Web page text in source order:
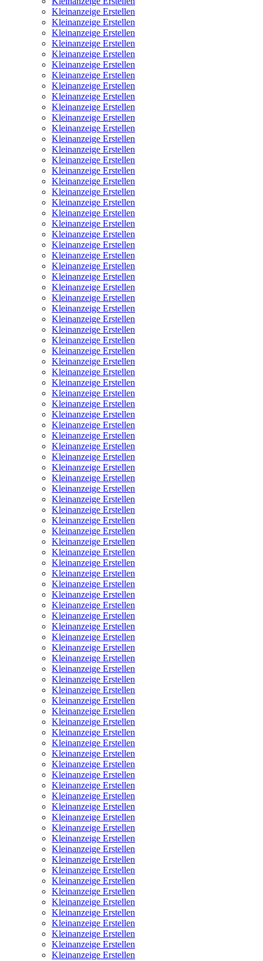
Kleinanzeige Erstellen
Kleinanzeige Erstellen
Kleinanzeige Erstellen
Kleinanzeige Erstellen
Kleinanzeige Erstellen
Kleinanzeige Erstellen
Kleinanzeige Erstellen
Kleinanzeige Erstellen
Kleinanzeige Erstellen
Kleinanzeige Erstellen
Kleinanzeige Erstellen
Kleinanzeige Erstellen
Kleinanzeige Erstellen
Kleinanzeige Erstellen
Kleinanzeige Erstellen
Kleinanzeige Erstellen
Kleinanzeige Erstellen
Kleinanzeige Erstellen
Kleinanzeige Erstellen
Kleinanzeige Erstellen
Kleinanzeige Erstellen
Kleinanzeige Erstellen
Kleinanzeige Erstellen
Kleinanzeige Erstellen
Kleinanzeige Erstellen
Kleinanzeige Erstellen
Kleinanzeige Erstellen
Kleinanzeige Erstellen
Kleinanzeige Erstellen
Kleinanzeige Erstellen
Kleinanzeige Erstellen
Kleinanzeige Erstellen
Kleinanzeige Erstellen
Kleinanzeige Erstellen
Kleinanzeige Erstellen
Kleinanzeige Erstellen
Kleinanzeige Erstellen
Kleinanzeige Erstellen
Kleinanzeige Erstellen
Kleinanzeige Erstellen
Kleinanzeige Erstellen
Kleinanzeige Erstellen
Kleinanzeige Erstellen
Kleinanzeige Erstellen
Kleinanzeige Erstellen
Kleinanzeige Erstellen
Kleinanzeige Erstellen
Kleinanzeige Erstellen
Kleinanzeige Erstellen
Kleinanzeige Erstellen
Kleinanzeige Erstellen
Kleinanzeige Erstellen
Kleinanzeige Erstellen
Kleinanzeige Erstellen
Kleinanzeige Erstellen
Kleinanzeige Erstellen
Kleinanzeige Erstellen
Kleinanzeige Erstellen
Kleinanzeige Erstellen
Kleinanzeige Erstellen
Kleinanzeige Erstellen
Kleinanzeige Erstellen
Kleinanzeige Erstellen
Kleinanzeige Erstellen
Kleinanzeige Erstellen
Kleinanzeige Erstellen
Kleinanzeige Erstellen
Kleinanzeige Erstellen
Kleinanzeige Erstellen
Kleinanzeige Erstellen
Kleinanzeige Erstellen
Kleinanzeige Erstellen
Kleinanzeige Erstellen
Kleinanzeige Erstellen
Kleinanzeige Erstellen
Kleinanzeige Erstellen
Kleinanzeige Erstellen
Kleinanzeige Erstellen
Kleinanzeige Erstellen
Kleinanzeige Erstellen
Kleinanzeige Erstellen
Kleinanzeige Erstellen
Kleinanzeige Erstellen
Kleinanzeige Erstellen
Kleinanzeige Erstellen
Kleinanzeige Erstellen
Kleinanzeige Erstellen
Kleinanzeige Erstellen
Kleinanzeige Erstellen
Kleinanzeige Erstellen